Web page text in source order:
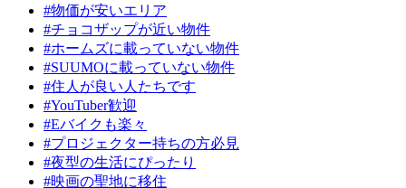
#物価が安いエリア
#チョコザップが近い物件
#ホームズに載っていない物件
#SUUMOに載っていない物件
#住人が良い人たちです
#YouTuber歓迎
#Eバイクも楽々
#プロジェクター持ちの方必見
#夜型の生活にぴったり
#映画の聖地に移住